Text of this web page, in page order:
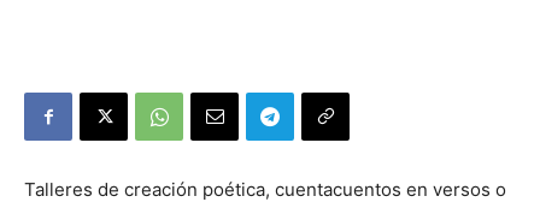
Talleres de creación poética, cuentacuentos en versos o